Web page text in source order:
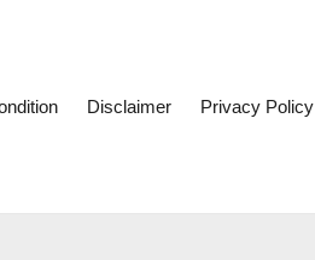
Disclaimer Privacy Policy